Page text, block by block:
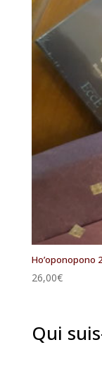
Ho’oponopono
26,00€
Qui